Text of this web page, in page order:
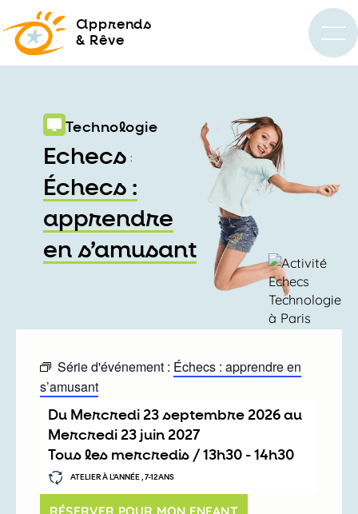
apprends
& Rêve
Technologie
Echecs :
Échecs :
apprendre
en s’amusant
Série d'événement : Échecs : apprendre en
s’amusant
Du mercredi 23 septembre 2026au
mercredi 23 juin 2027
Tous les mercredis / 13h30 - 14h30
ATELIER À L’ANNÉE , 7-12ANS
RÉSERVER POUR MON ENFANT